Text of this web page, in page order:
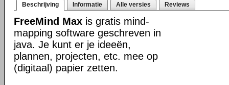
Beschrijving Informatie Alle versies Reviews
FreeMind Max is gratis mind-
mapping software geschreven in
java. Je kunt er je ideeën,
plannen, projecten, etc. mee op
(digitaal) papier zetten.